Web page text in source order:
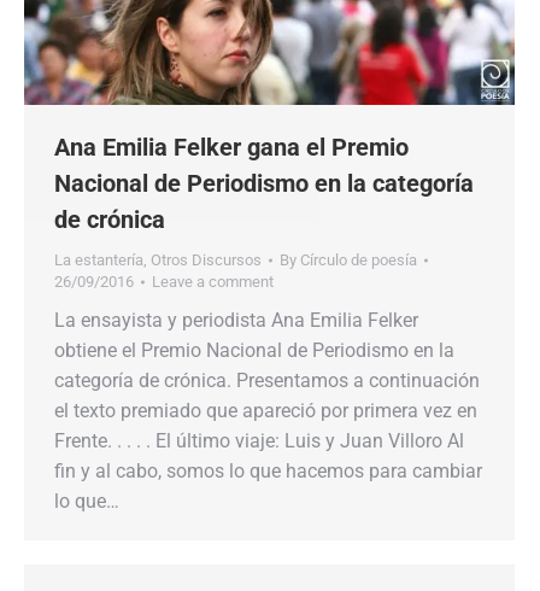
Ana Emilia Felker gana el Premio
Nacional de Periodismo en la categoría
de crónica
La estantería, Otros Discursos By Círculo de poesía
26/09/2016
Leave a comment
La ensayista y periodista Ana Emilia Felker
obtiene el Premio Nacional de Periodismo en la
categoría de crónica. Presentamos a continuación
el texto premiado que apareció por primera vez en
Frente. . . . . El último viaje: Luis y Juan Villoro Al
fin y al cabo, somos lo que hacemos para cambiar
lo que…